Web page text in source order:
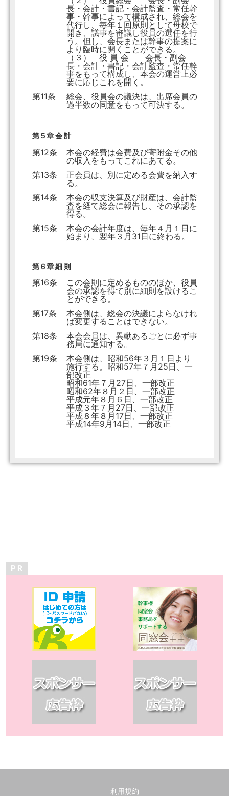
長・会計・書記・会計監査・常任幹
事・幹事によって構成され、総会を
代行し、毎年１回原則として母校で
開き、議事を審議し役員の選任を行
う。但し、会長または幹事の提案に
より臨時に開くことができる。
（３） 役 員 会 会長・副会
長・会計・書記・会計監査・常任幹
事をもって構成し、本会の運営上必
要に応じこれを開く。
第11条
総会、役員会の議決は、出席会員の
過半数の同意をもって可決する。
第５章 会 計
第12条
本会の経費は会費及び寄附金その他
の収入をもってこれにあてる。
第13条
正会員は、別に定める会費を納入す
る。
第14条
本会の収支決算及び財産は、会計監
査を経て総会に報告し、その承認を
得る。
第15条
本会の会計年度は、毎年４月１日に
始まり、翌年３月31日に終わる。
第６章 細 則
第16条
この会則に定めるもののほか、役員
会の承認を得て別に細則を設けるこ
とができる。
第17条
本会側は、総会の決議によらなけれ
ば変更することはできない。
第18条
本会会員は、異動あるごとに必ず事
務局に通知する。
第19条
本会側は、昭和56年３月１日より
施行する。昭和57年７月25日、一
部改正
昭和61年７月27日、一部改正
昭和62年８月２日、一部改正
平成元年８月６日、一部改正
平成３年７月27日、一部改正
平成８年８月17日、一部改正
平成14年9月14日、一部改正
P R
利用規約